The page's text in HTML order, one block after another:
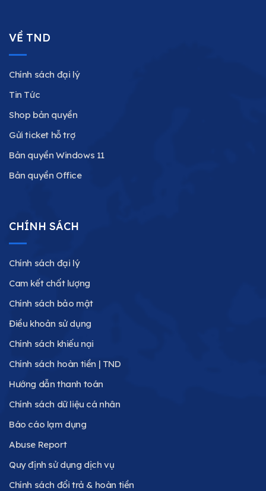
VỀ TND
Chính sách đại lý
Tin Tức
Shop bản quyền
Gửi ticket hỗ trợ
Bản quyền Windows 11
Bản quyền Office
CHÍNH SÁCH
Chính sách đại lý
Cam kết chất lượng
Chính sách bảo mật
Điều khoản sử dụng
Chính sách khiếu nại
Chính sách hoàn tiền | TND
Hướng dẫn thanh toán
Chính sách dữ liệu cá nhân
Báo cáo lạm dụng
Abuse Report
Quy định sử dụng dịch vụ
Chính sách đổi trả & hoàn tiền